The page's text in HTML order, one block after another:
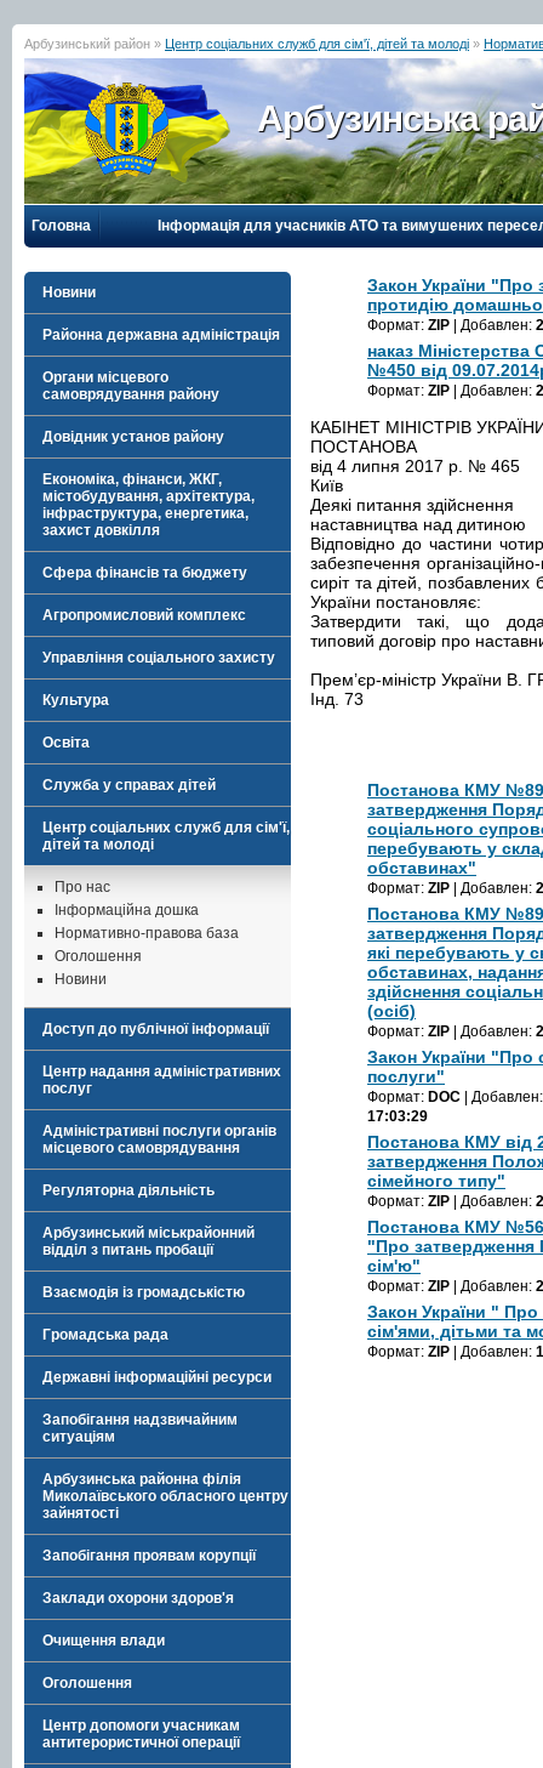
Арбузинський район » Центр соціальних служб для сім'ї, дітей та молоді »
Арбузинська
Головна Інформація для учасників АТО та вимушених
Новини
Районна державна адміністрація
Органи місцевого
самоврядування району
Довідник установ району
Економіка, фінанси, ЖКГ,
містобудування, архітектура,
інфраструктура, енергетика,
захист довкілля
Сфера фінансів та бюджету
Агропромисловий комплекс
Управління соціального захисту
Культура
Освіта
Служба у справах дітей
Центр соціальних служб для сім'ї,
дітей та молоді
Про нас
Інформаційна дошка
Нормативно-правова база
Оголошення
Новини
Доступ до публічної інформації
Центр надання адміністративних
послуг
Адміністративні послуги органів
місцевого самоврядування
Регуляторна діяльність
Арбузинський міськрайонний
відділ з питань пробації
Взаємодія із громадськістю
Громадська рада
Державні інформаційні ресурси
Запобігання надзвичайним
ситуаціям
Арбузинська районна філія
Миколаївського обласного центру
зайнятості
Запобігання проявам корупції
Заклади охорони здоров'я
Очищення влади
Оголошення
Центр допомоги учасникам
антитерористичної операції
Закон України "Про
протидію
Формат: ZIP | Добавлен:
наказ Міністерства
№450 від
Формат: ZIP | Добавлен:
КАБІНЕТ МІНІСТРІВ
ПОСТАНОВА
від 4 липня 2017 р. № 465
Київ
Деякі питання здійснення
наставництва над дитиною
Відповідно до частини
забезпечення
сиріт та дітей, позбавлених
України постановляє:
Затвердити такі, що
типовий договір про
Прем’єр-міністр України
Інд. 73
Постанова КМУ
затвердження
соціального
перебувають у
обставинах"
Формат: ZIP | Добавлен:
Постанова КМУ
затвердження
які перебувають у
обставинах,
здійснення
(осіб)
Формат: ZIP | Добавлен:
Закон України "Про
послуги"
Формат: DOC |
17:03:29
Постанова КМУ від
затвердження
сімейного типу"
Формат: ZIP | Добавлен:
Постанова КМУ
"Про
сім'ю"
Формат: ZIP | Добавлен:
Закон України "
сім'ями, дітьми та
Формат: ZIP | Добавлен: